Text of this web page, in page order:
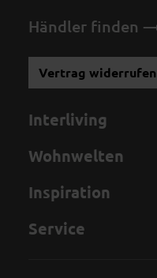
Händler finden
Vertrag widerrufen
Interliving
Wohnwelten
Inspiration
Service